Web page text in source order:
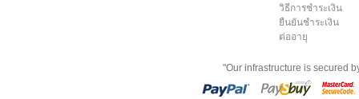
วิธีการชำระเงิน
ยืนยันชำระเงิน
ต่ออายุ
"Our infrastructure is secured